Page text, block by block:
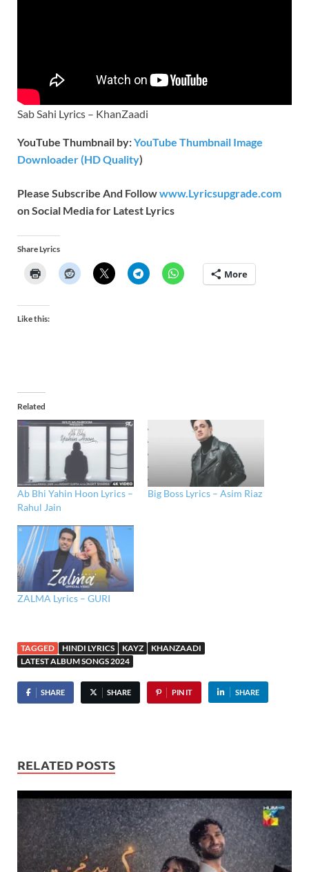
Sab Sahi Lyrics – KhanZaadi
YouTube Thumbnail by:YouTube Thumbnail Image
Downloader (HD Quality)
Please Subscribe And Followwww.Lyricsupgrade.com
on Social Media for Latest Lyrics
Share Lyrics
More
Like this:
Related
Ab Bhi Yahin Hoon Lyrics –
Rahul Jain
Big Boss Lyrics – Asim Riaz
ZALMA Lyrics – GURI
TAGGED HINDI LYRICS KAYZ
KHANZAADI
LATEST ALBUM SONGS 2024
SHARE SHARE PIN IT SHARE
RELATED POSTS